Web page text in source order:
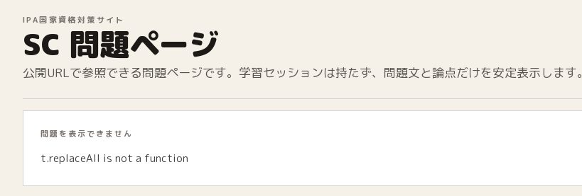
IPA国家資格対策サイト
SC 問題ページ
公開URLで参照できる問題ページです。学習セッションは持たず、問題文と論点だけを安定表示します。
問題を表示できません
t.replaceAll is not a function